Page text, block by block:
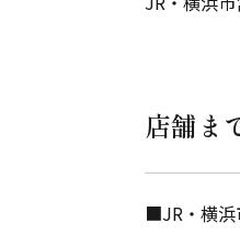
店舗ま
■JR・横浜